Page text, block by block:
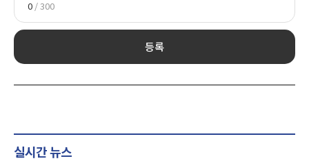
0 / 300
등록
실시간 뉴스